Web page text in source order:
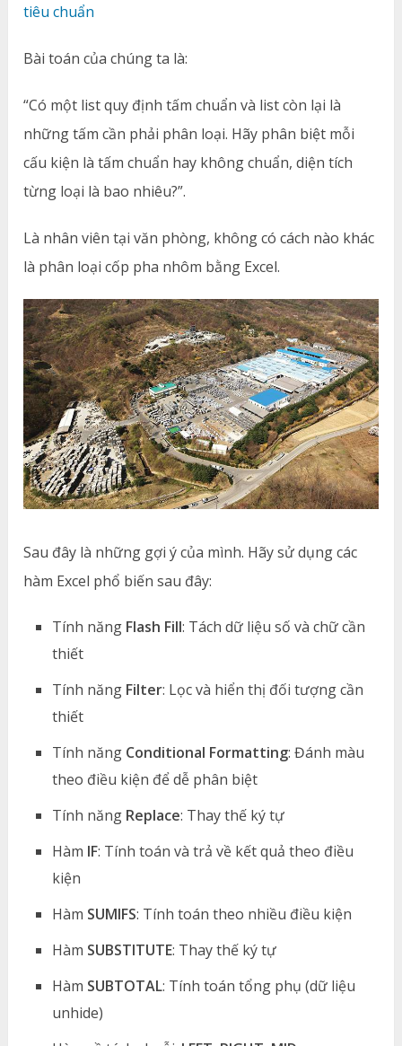
tiêu chuẩn
Bài toán của chúng ta là:
“Có một list quy định tấm chuẩn và list còn lại là
những tấm cần phải phân loại. Hãy phân biệt mỗi
cấu kiện là tấm chuẩn hay không chuẩn, diện tích
từng loại là bao nhiêu?”.
Là nhân viên tại văn phòng, không có cách nào khác
là phân loại cốp pha nhôm bằng Excel.
Sau đây là những gợi ý của mình. Hãy sử dụng các
hàm Excel phổ biến sau đây:
Tính năng Flash Fill: Tách dữ liệu số và chữ cần
thiết
Tính năng Filter: Lọc và hiển thị đối tượng cần
thiết
Tính năng Conditional Formatting: Đánh màu
theo điều kiện để dễ phân biệt
Tính năng Replace: Thay thế ký tự
Hàm IF: Tính toán và trả về kết quả theo điều
kiện
Hàm SUMIFS: Tính toán theo nhiều điều kiện
Hàm SUBSTITUTE: Thay thế ký tự
Hàm SUBTOTAL: Tính toán tổng phụ (dữ liệu
unhide)